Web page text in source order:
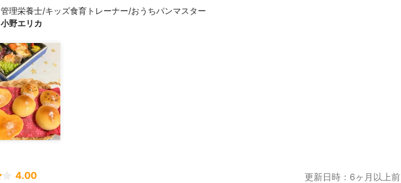
管理栄養士/キッズ食育トレーナー/おうちパンマスター
小野エリカ
4.00 更新日時：6ヶ月以上前